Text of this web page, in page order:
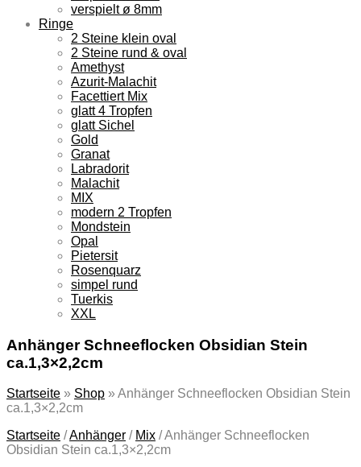
verspielt ø 8mm
Ringe
2 Steine klein oval
2 Steine rund & oval
Amethyst
Azurit-Malachit
Facettiert Mix
glatt 4 Tropfen
glatt Sichel
Gold
Granat
Labradorit
Malachit
MIX
modern 2 Tropfen
Mondstein
Opal
Pietersit
Rosenquarz
simpel rund
Tuerkis
XXL
Anhänger Schneeflocken Obsidian Stein
ca.1,3×2,2cm
Startseite » Shop »Anhänger Schneeflocken Obsidian Stein
ca.1,3×2,2cm
Startseite /Anhänger / Mix /Anhänger Schneeflocken
Obsidian Stein ca.1,3×2,2cm